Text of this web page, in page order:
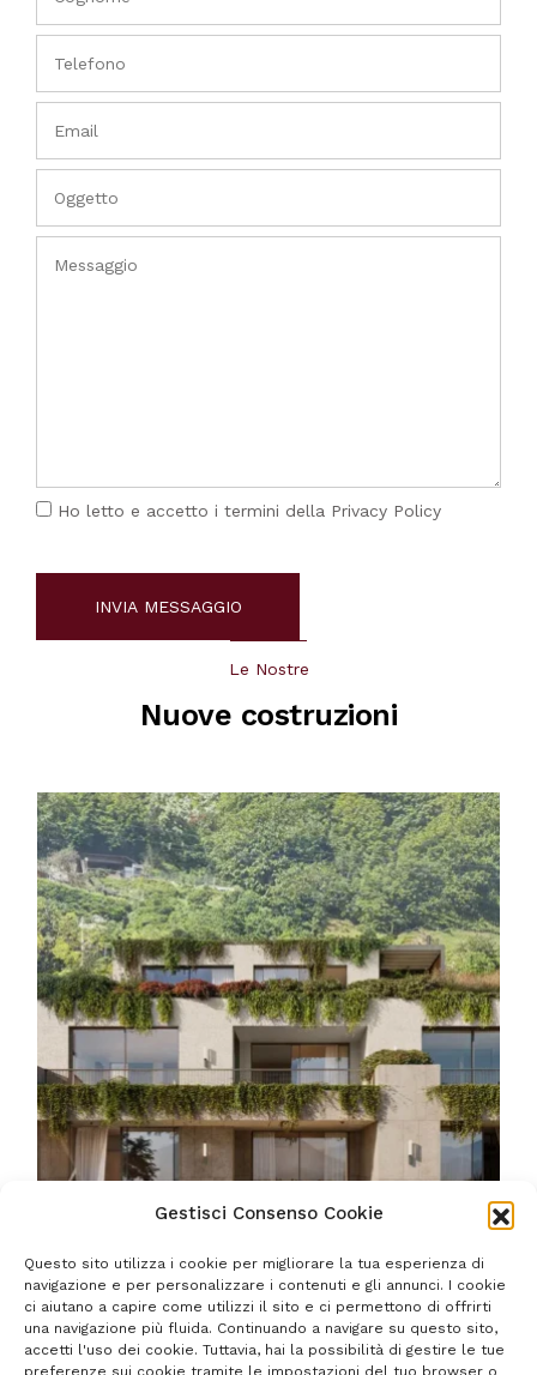
Gestisci Consenso Cookie
Questo sito utilizza i cookie per migliorare la tua esperienza di
navigazione e per personalizzare i contenuti e gli annunci. I cookie
ci aiutano a capire come utilizzi il sito e ci permettono di offrirti
una navigazione più fluida. Continuando a navigare su questo sito,
accetti l'uso dei cookie. Tuttavia, hai la possibilità di gestire le tue
preferenze sui cookie tramite le impostazioni del tuo browser o
Ho letto e accetto i termini della Privacy Policy
Le Nostre
Nuove costruzioni
NUOVE COSTRUZIONI / STRESA
Villa con giardino e vista lago